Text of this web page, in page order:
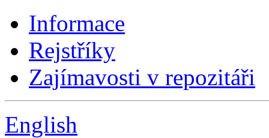
Informace
Rejstříky
Zajímavosti v repozitáři
English